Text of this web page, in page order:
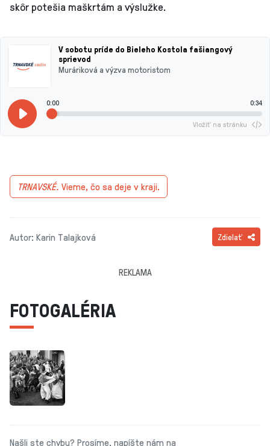
skôr potešia maškrtám a výslužke.
V sobotu príde do Bieleho Kostola fašiangový
sprievod
Muráriková a výzva motoristom
0:00 0:34
Vložiť na stránku
TRNAVSKÉ. Vieme, čo sa deje v kraji.
Autor: Karin Talajková Zdielať
REKLAMA
FOTOGALÉRIA
Našli ste chybu? Prosíme, napíšte nám na